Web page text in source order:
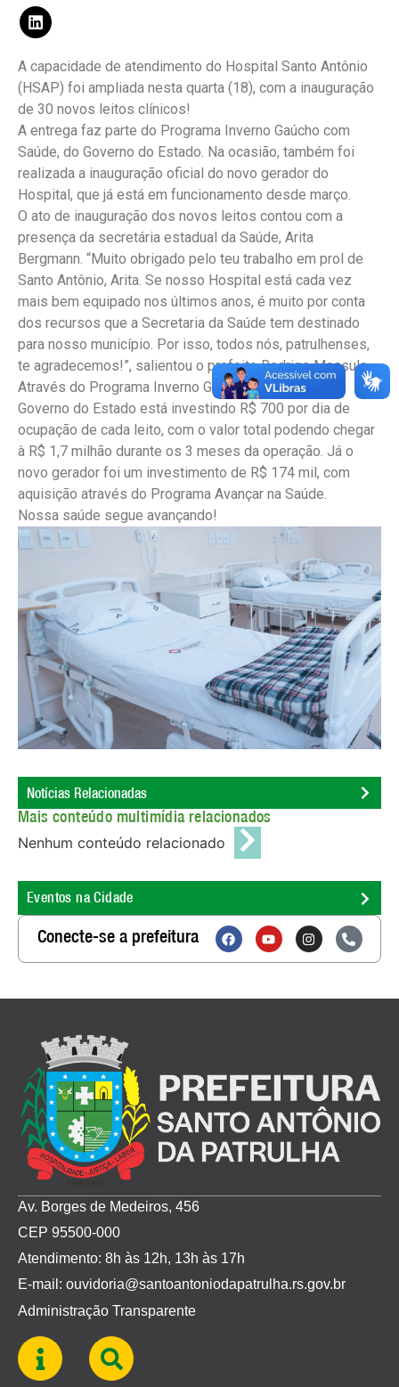
A capacidade de atendimento do Hospital Santo Antônio
(HSAP) foi ampliada nesta quarta (18), com a inauguração
de 30 novos leitos clínicos!
A entrega faz parte do Programa Inverno Gaúcho com
Saúde, do Governo do Estado. Na ocasião, também foi
realizada a inauguração oficial do novo gerador do
Hospital, que já está em funcionamento desde março.
O ato de inauguração dos novos leitos contou com a
presença da secretária estadual da Saúde, Arita
Bergmann. “Muito obrigado pelo teu trabalho em prol de
Santo Antônio, Arita. Se nosso Hospital está cada vez
mais bem equipado nos últimos anos, é muito por conta
dos recursos que a Secretaria da Saúde tem destinado
para nosso município. Por isso, todos nós, patrulhenses,
te agradecemos!”, salientou o prefeito Rodrigo Massulo.
Através do Programa Inverno Gaúcho com Saúde, o
Governo do Estado está investindo R$ 700 por dia de
ocupação de cada leito, com o valor total podendo chegar
à R$ 1,7 milhão durante os 3 meses da operação. Já o
novo gerador foi um investimento de R$ 174 mil, com
aquisição através do Programa Avançar na Saúde.
Nossa saúde segue avançando!
Notícias Relacionadas
Mais conteúdo multimídia relacionados
Nenhum conteúdo relacionado
Eventos na Cidade
Conecte-se a prefeitura
Av. Borges de Medeiros, 456
CEP 95500-000
Atendimento: 8h às 12h, 13h às 17h
E-mail: ouvidoria@santoantoniodapatrulha.rs.gov.br
Administração Transparente